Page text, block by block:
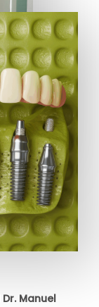
Dr. Manuel